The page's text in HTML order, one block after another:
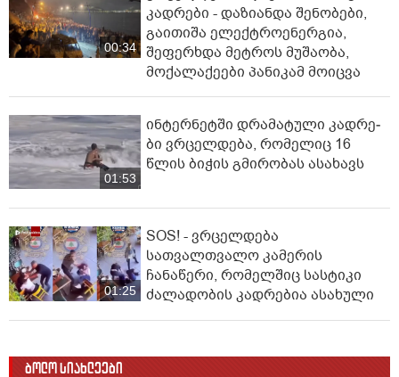
00:34
კადრები - დაზიანდა შენობები,
გაითიშა ელექტროენერგია,
შეფერხდა მეტროს მუშაობა,
მოქალაქეები პანიკამ მოიცვა
01:53
ინ­ტერ­ნეტ­ში დრა­მა­ტუ­ლი კად­რე­
ბი ვრცელდება, რომელიც 16
წლის ბიჭის გმირობას ასახავს
01:25
SOS! - ვრცელდება
სათვალთვალო კამერის
ჩანაწერი, რომელშიც სასტიკი
ძალადობის კადრებია ასახული
ბოლო სიახლეები